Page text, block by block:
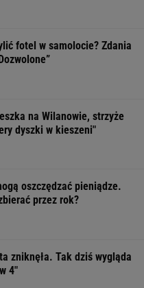
fotel w samolocie? Zdania
na Wilanowie, strzyże
dyszki w kieszeni"
oszczędzać pieniądze.
przez rok?
zniknęła. Tak dziś wygląda
4"